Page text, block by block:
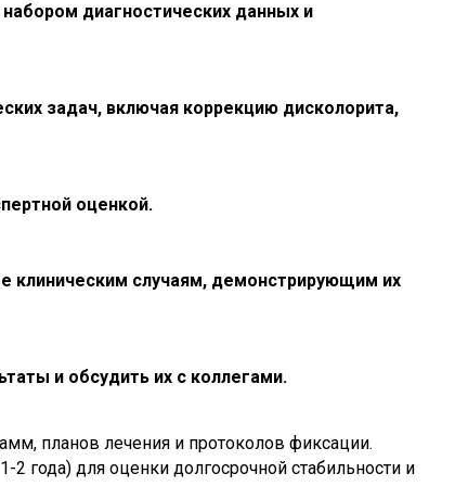
диагностических данных и
задач, включая коррекцию дисколорита,
оценкой.
клиническим случаям, демонстрирующим их
и обсудить их с коллегами.
планов лечения и протоколов фиксации.
года) для оценки долгосрочной стабильности и